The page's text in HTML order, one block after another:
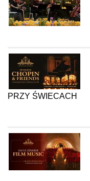
PRZY ŚWIECACH